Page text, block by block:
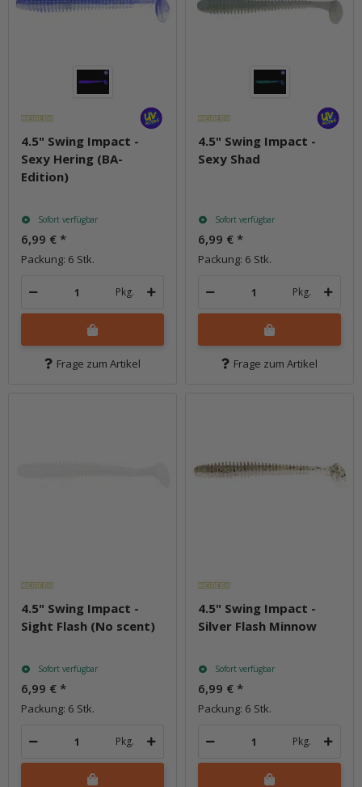
4.5" Swing Impact -
Sexy Hering (BA-
Edition)
Sofort verfügbar
6,99 € *
Packung: 6 Stk.
Pkg.
Frage zum Artikel
4.5" Swing Impact -
Sexy Shad
Sofort verfügbar
6,99 € *
Packung: 6 Stk.
Pkg.
Frage zum Artikel
4.5" Swing Impact -
Sight Flash (No scent)
Sofort verfügbar
6,99 € *
Packung: 6 Stk.
Pkg.
4.5" Swing Impact -
Silver Flash Minnow
Sofort verfügbar
6,99 € *
Packung: 6 Stk.
Pkg.